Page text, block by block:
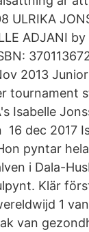
ULRIKA
ADJANI
2013
tournament
Isabelle
16 dec 2017
pyntar
i Dala-
Klär
1
van